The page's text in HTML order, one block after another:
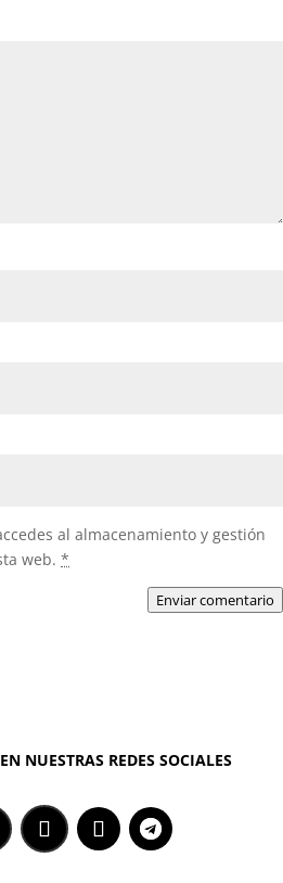
al almacenamiento y gestión
web. *
Enviar comentario
NUESTRAS REDES SOCIALES